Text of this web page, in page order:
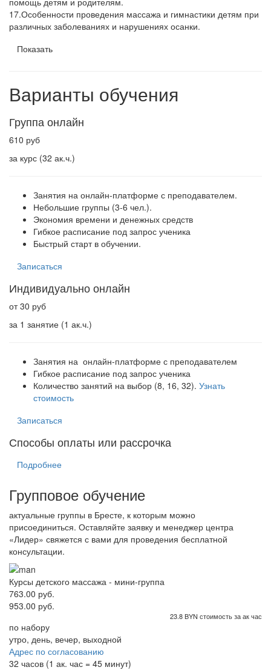
17.Особенности проведения массажа и гимнастики детям при
различных заболеваниях и нарушениях осанки.
Показать
Варианты обучения
Группа онлайн
610 руб
за курс (32 ак.ч.)
Занятия на онлайн-платформе с преподавателем.
Небольшие группы (3-6 чел.).
Экономия времени и денежных средств
Гибкое расписание под запрос ученика
Быстрый старт в обучении.
Записаться
Индивидуально онлайн
от 30 руб
за 1 занятие (1 ак.ч.)
Занятия на онлайн-платформе с преподавателем
Гибкое расписание под запрос ученика
Количество занятий на выбор (8, 16, 32). Узнать
стоимость
Записаться
Способы оплаты или рассрочка
Подробнее
Групповое обучение
актуальные группы в Бресте, к которым можно
присоединиться. Оставляйте заявку и менеджер центра
«Лидер» свяжется с вами для проведения бесплатной
консультации.
Курсы детского массажа - мини-группа
763.00 руб.
953.00 руб.
23.8 BYN стоимость за ак час
по набору
утро, день, вечер, выходной
Адрес по согласованию
32 часов (1 ак. час = 45 минут)